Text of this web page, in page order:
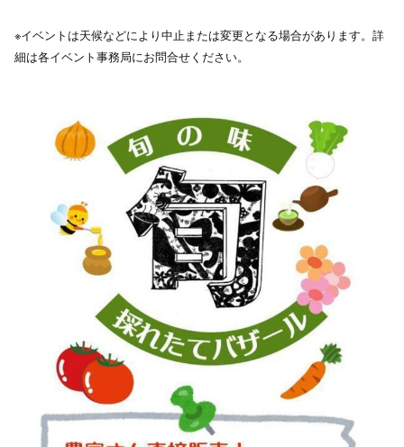
※イベントは天候などにより中止または変更となる場合があります。詳
細は各イベント事務局にお問合せください。